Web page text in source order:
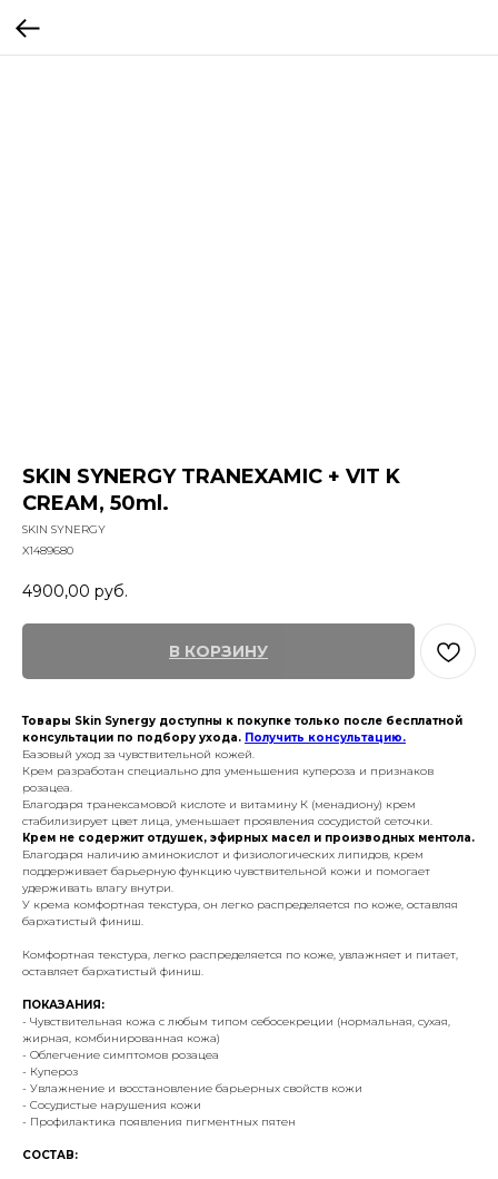
SKIN SYNERGY TRANEXAMIC + VIT K
CREAM, 50ml.
SKIN SYNERGY
X1489680
4900,00 руб.
В КОРЗИНУ
Товары Skin Synergy доступны к покупке только после бесплатной
консультации по подбору ухода. Получить консультацию.
Базовый уход за чувствительной кожей.
Крем разработан специально для уменьшения купероза и признаков
розацеа.
Благодаря транексамовой кислоте и витамину К (менадиону) крем
стабилизирует цвет лица, уменьшает проявления сосудистой сеточки.
Крем не содержит отдушек, эфирных масел и производных ментола.
Благодаря наличию аминокислот и физиологических липидов, крем
поддерживает барьерную функцию чувствительной кожи и помогает
удерживать влагу внутри.
У крема комфортная текстура, он легко распределяется по коже, оставляя
бархатистый финиш.
Комфортная текстура, легко распределяется по коже, увлажняет и питает,
оставляет бархатистый финиш.
ПОКАЗАНИЯ:
- Чувствительная кожа с любым типом себосекреции (нормальная, сухая,
жирная, комбинированная кожа)
- Облегчение симптомов розацеа
- Купероз
- Увлажнение и восстановление барьерных свойств кожи
- Сосудистые нарушения кожи
- Профилактика появления пигментных пятен
СОСТАВ: